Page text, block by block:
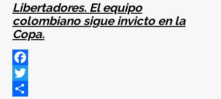
Libertadores. El equipo
colombiano sigue invicto en la
Copa.
Facebook
Twitter